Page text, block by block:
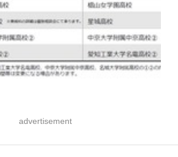
advertisement